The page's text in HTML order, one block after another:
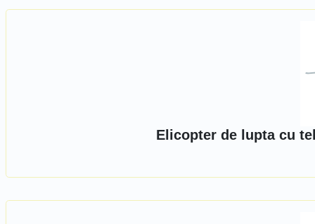
Elicopter de lupta cu